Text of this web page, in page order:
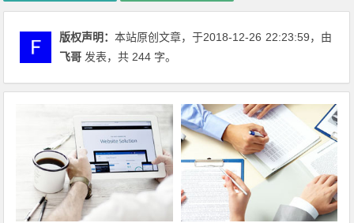
版权声明：本站原创文章，于2018-12-26 22:23:59，由
飞哥 发表，共 244 字。